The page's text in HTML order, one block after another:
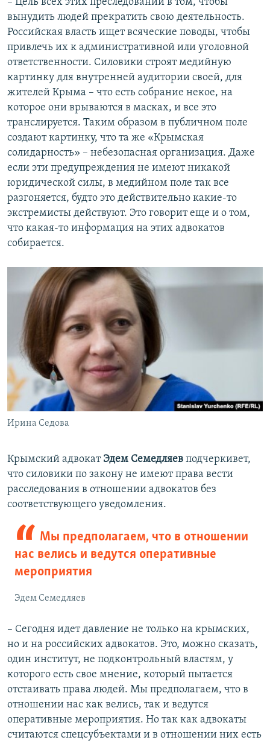
вынудить людей прекратить свою деятельность.
Российская власть ищет всяческие поводы, чтобы
привлечь их к административной или уголовной
ответственности. Силовики строят медийную
картинку для внутренней аудитории своей, для
жителей Крыма – что есть собрание некое, на
которое они врываются в масках, и все это
транслируется. Таким образом в публичном поле
создают картинку, что та же «Крымская
солидарность» – небезопасная организация. Даже
если эти предупреждения не имеют никакой
юридической силы, в медийном поле так все
разгоняется, будто это действительно какие-то
экстремисты действуют. Это говорит еще и о том,
что какая-то информация на этих адвокатов
собирается.
Ирина Седова
Крымский адвокат Эдем Семедляев подчеркивет,
что силовики по закону не имеют права вести
расследования в отношении адвокатов без
соответствующего уведомления.
Мы предполагаем, что в отношении
нас велись и ведутся оперативные
мероприятия
Эдем Семедляев
– Сегодня идет давление не только на крымских,
но и на российских адвокатов. Это, можно сказать,
один институт, не подконтрольный властям, у
которого есть свое мнение, который пытается
отстаивать права людей. Мы предполагаем, что в
отношении нас как велись, так и ведутся
оперативные мероприятия. Но так как адвокаты
считаются спецсубъектами и в отношении них есть